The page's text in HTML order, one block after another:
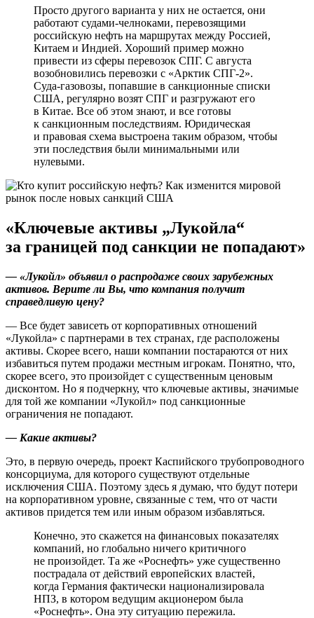
Просто другого варианта у них не остается, они
работают судами-челноками, перевозящими
российскую нефть на маршрутах между Россией,
Китаем и Индией. Хороший пример можно
привести из сферы перевозок СПГ. С августа
возобновились перевозки с «Арктик СПГ-2».
Суда-газовозы, попавшие в санкционные списки
США, регулярно возят СПГ и разгружают его
в Китае. Все об этом знают, и все готовы
к санкционным последствиям. Юридическая
и правовая схема выстроена таким образом, чтобы
эти последствия были минимальными или
нулевыми.
«Ключевые активы „Лукойла“
за границей под санкции не попадают»
— «Лукойл» объявил о распродаже своих зарубежных
активов. Верите ли Вы, что компания получит
справедливую цену?
— Все будет зависеть от корпоративных отношений
«Лукойла» с партнерами в тех странах, где расположены
активы. Скорее всего, наши компании постараются от них
избавиться путем продажи местным игрокам. Понятно, что,
скорее всего, это произойдет с существенным ценовым
дисконтом. Но я подчеркну, что ключевые активы, значимые
для той же компании «Лукойл» под санкционные
ограничения не попадают.
— Какие активы?
Это, в первую очередь, проект Каспийского трубопроводного
консорциума, для которого существуют отдельные
исключения США. Поэтому здесь я думаю, что будут потери
на корпоративном уровне, связанные с тем, что от части
активов придется тем или иным образом избавляться.
Конечно, это скажется на финансовых показателях
компаний, но глобально ничего критичного
не произойдет. Та же «Роснефть» уже существенно
пострадала от действий европейских властей,
когда Германия фактически национализировала
НПЗ, в котором ведущим акционером была
«Роснефть». Она эту ситуацию пережила.